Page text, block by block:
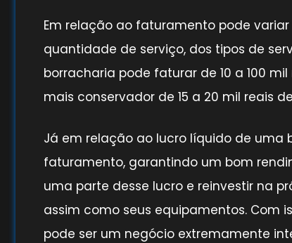
Em relação ao faturamento pode
quantidade de serviço, dos tipos de
borracharia pode faturar de 10 a 100
mais conservador de 15 a 20 mil reais
Já em relação ao lucro líquido de uma
faturamento, garantindo um bom
uma parte desse lucro e reinvestir na
assim como seus equipamentos. Com
pode ser um negócio extremamente